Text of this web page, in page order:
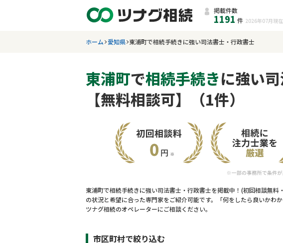
掲載件数
1191 件 2026年07月 現在
ホーム 愛知県 東浦町で相続手続きに強い司法書士・行政書士
東浦町で相続手続きに強い
【無料相談可】（1件）
東浦町で相続手続きに強い司法書士・行政書士を掲載中！(初回相談無
の状況と希望に合った専門家をご紹介可能です。「何をしたら良いかわ
ツナグ相続のオペレーターにご相談ください。
市区町村で絞り込む